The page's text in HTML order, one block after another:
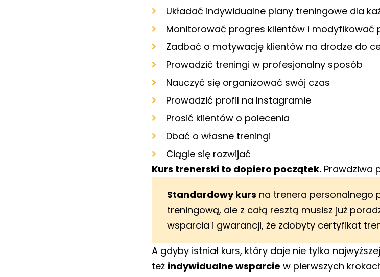
Układać indywidualne plany treningowe dla
Monitorować progres klientów i modyfikować
Zadbać o motywację klientów na drodze do
Prowadzić treningi w profesjonalny sposób
Nauczyć się organizować swój czas
Prowadzić profil na Instagramie
Prosić klientów o polecenia
Dbać o własne treningi
Ciągle się rozwijać
Kurs trenerski to dopiero początek. Prawdziwa
Standardowy kurs na trenera personalnego
treningową, ale z całą resztą musisz już
wsparcia i gwarancji, że zdobyty certyfikat
A gdyby istniał kurs, który daje nie tylko
też indywidualne wsparcie w pierwszych